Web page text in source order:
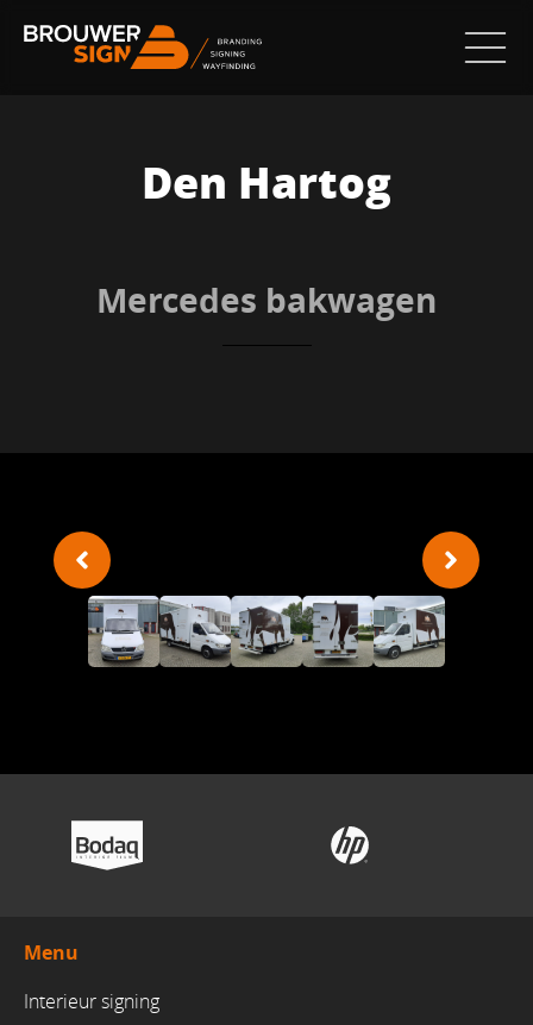
Den Hartog
Mercedes bakwagen
Menu
Interieur signing